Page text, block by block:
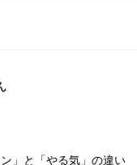
わっているというのを
中できるって！
ン」と「やる気」の違い